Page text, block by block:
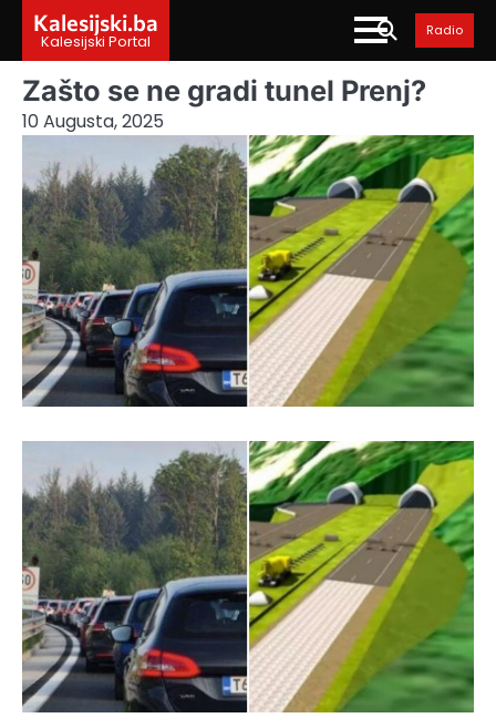
content
Kalesijski.ba
Kalesijski Portal
Radio
Zašto se ne gradi tunel Prenj?
10 Augusta, 2025